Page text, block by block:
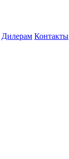
Дилерам Контакты